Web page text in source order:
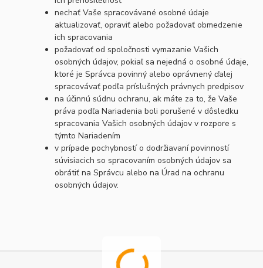
nechať Vaše spracovávané osobné údaje
aktualizovať, opraviť alebo požadovať obmedzenie
ich spracovania
požadovať od spoločnosti vymazanie Vašich
osobných údajov, pokiaľ sa nejedná o osobné údaje,
ktoré je Správca povinný alebo oprávnený ďalej
spracovávať podľa príslušných právnych predpisov
na účinnú súdnu ochranu, ak máte za to, že Vaše
práva podľa Nariadenia boli porušené v dôsledku
spracovania Vašich osobných údajov v rozpore s
týmto Nariadením
v prípade pochybností o dodržiavaní povinností
súvisiacich so spracovaním osobných údajov sa
obrátiť na Správcu alebo na Úrad na ochranu
osobných údajov.